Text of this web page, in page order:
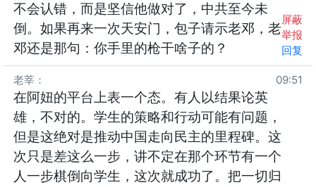
不会认错，而是坚信他做对了，中共至今未
倒。如果再来一次天安门，包子请示老邓，老
邓还是那句：你手里的枪干啥子的？
屏蔽
举报
回复
老莘 ： 09:51
在阿妞的平台上表一个态。有人以结果论英
雄，不对的。学生的策略和行动可能有问题，
但是这绝对是推动中国走向民主的里程碑。这
次只是差这么一步，讲不定在那个环节有一个
人一步棋倒向学生，这次就成功了。把一切归